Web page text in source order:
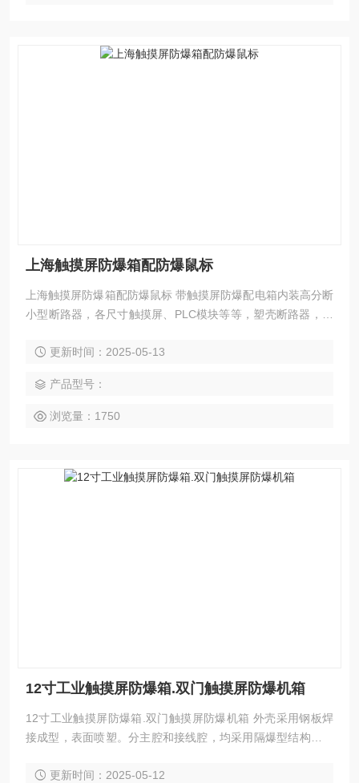
上海触摸屏防爆箱配防爆鼠标
上海触摸屏防爆箱配防爆鼠标 带触摸屏防爆配电箱内装高分断
小型断路器，各尺寸触摸屏、PLC模块等等，塑壳断路器，交
订货时，须注明配电箱的回路数、回路电流及断路器的极数，
向、数量、大小。若照明、动力及漏电等混配时，则需提供原
理图。由于产品变化种类比较多，外形安装尺寸及拼装形式需
更新时间：2025-05-13
产品型号：
浏览量：1750
12寸工业触摸屏防爆箱.双门触摸屏防爆机箱
12寸工业触摸屏防爆箱.双门触摸屏防爆机箱 外壳采用钢板焊
接成型，表面喷塑。分主腔和接线腔，均采用隔爆型结构，内
号灯等元件，通过操作壳盖上的手柄实现分合，动作性能可
更新时间：2025-05-12